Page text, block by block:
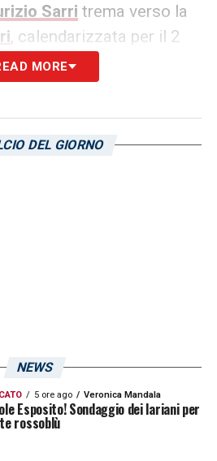
Sarri trema verso la
, calendarizzata per il 2
ed inserita nella 14a
diSerie A
partita undici contro
MORE
DEL GIORNO
NEWS
5 ore ago Veronica Mandala
Esposito! Sondaggio dei lariani per
rossoblù